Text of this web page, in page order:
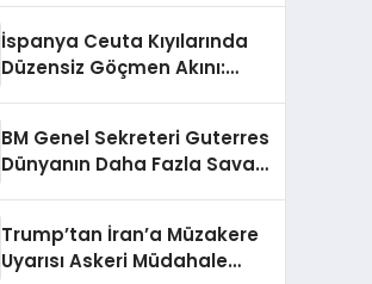
İspanya Ceuta Kıyılarında
Düzensiz Göçmen Akını:
BM Genel Sekreteri Guterres
Dünyanın Daha Fazla Savaşı
Trump’tan İran’a Müzakere
Uyarısı Askeri Müdahale